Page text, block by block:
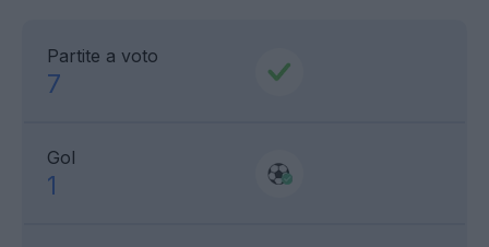
Partite a voto
7
Gol
1